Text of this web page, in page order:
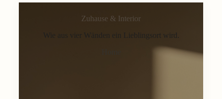
Zuhause & Interior
Wie aus vier Wänden ein Lieblingsort wird.